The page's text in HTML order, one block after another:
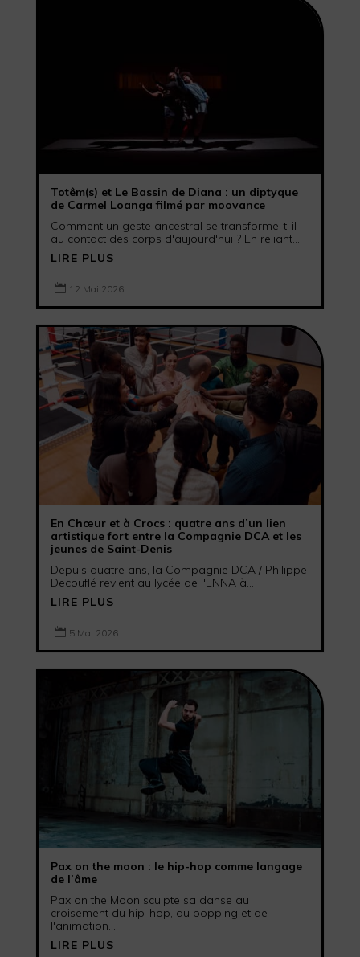
Totêm(s) et Le Bassin de Diana : un diptyque
de Carmel Loanga filmé par moovance
Comment un geste ancestral se transforme-t-il
au contact des corps d'aujourd'hui ? En reliant...
LIRE PLUS
 12 Mai 2026
En Chœur et à Crocs : quatre ans d’un lien
artistique fort entre la Compagnie DCA et les
jeunes de Saint-Denis
Depuis quatre ans, la Compagnie DCA / Philippe
Decouflé revient au lycée de l'ENNA à...
LIRE PLUS
 5 Mai 2026
Pax on the moon : le hip-hop comme langage
de l’âme
Pax on the Moon sculpte sa danse au
croisement du hip-hop, du popping et de
l'animation....
LIRE PLUS